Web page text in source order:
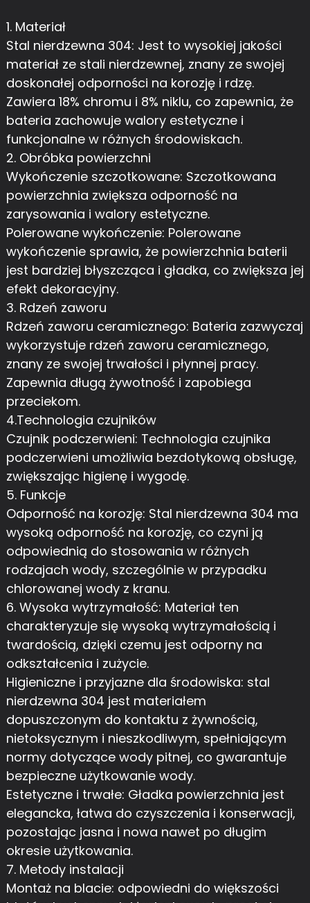
1. Materiał
Stal nierdzewna 304: Jest to wysokiej jakości
materiał ze stali nierdzewnej, znany ze swojej
doskonałej odporności na korozję i rdzę.
Zawiera 18% chromu i 8% niklu, co zapewnia, że ​​
bateria zachowuje walory estetyczne i
funkcjonalne w różnych środowiskach.
2. Obróbka powierzchni
Wykończenie szczotkowane: Szczotkowana
powierzchnia zwiększa odporność na
zarysowania i walory estetyczne.
Polerowane wykończenie: Polerowane
wykończenie sprawia, że ​​powierzchnia baterii
jest bardziej błyszcząca i gładka, co zwiększa jej
efekt dekoracyjny.
3. Rdzeń zaworu
Rdzeń zaworu ceramicznego: Bateria zazwyczaj
wykorzystuje rdzeń zaworu ceramicznego,
znany ze swojej trwałości i płynnej pracy.
Zapewnia długą żywotność i zapobiega
przeciekom.
4.Technologia czujników
Czujnik podczerwieni: Technologia czujnika
podczerwieni umożliwia bezdotykową obsługę,
zwiększając higienę i wygodę.
5. Funkcje
Odporność na korozję: Stal nierdzewna 304 ma
wysoką odporność na korozję, co czyni ją
odpowiednią do stosowania w różnych
rodzajach wody, szczególnie w przypadku
chlorowanej wody z kranu.
6. Wysoka wytrzymałość: Materiał ten
charakteryzuje się wysoką wytrzymałością i
twardością, dzięki czemu jest odporny na
odkształcenia i zużycie.
Higieniczne i przyjazne dla środowiska: stal
nierdzewna 304 jest materiałem
dopuszczonym do kontaktu z żywnością,
nietoksycznym i nieszkodliwym, spełniającym
normy dotyczące wody pitnej, co gwarantuje
bezpieczne użytkowanie wody.
Estetyczne i trwałe: Gładka powierzchnia jest
elegancka, łatwa do czyszczenia i konserwacji,
pozostając jasna i nowa nawet po długim
okresie użytkowania.
7. Metody instalacji
Montaż na blacie: odpowiedni do większości